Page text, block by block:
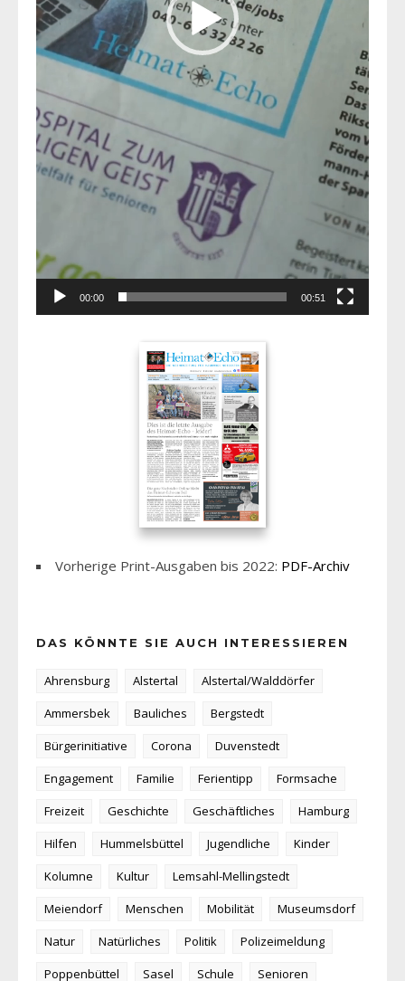
00:00 00:51
Vorherige Print-Ausgaben bis 2022: PDF-Archiv
DAS KÖNNTE SIE AUCH INTERESSIEREN
Ahrensburg Alstertal
Alstertal/Walddörfer
Ammersbek
Bauliches
Bergstedt
Bürgerinitiative
Corona
Duvenstedt
Engagement
Familie Ferientipp
Formsache
Freizeit
Geschichte Geschäftliches
Hamburg
Hilfen
Hummelsbüttel Jugendliche
Kinder
Kolumne
Kultur
Lemsahl-Mellingstedt
Meiendorf
Menschen Mobilität
Museumsdorf
Natur
Natürliches Politik
Polizeimeldung
Poppenbüttel
Sasel Schule
Senioren